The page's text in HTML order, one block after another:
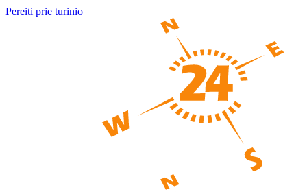
Pereiti prie turinio